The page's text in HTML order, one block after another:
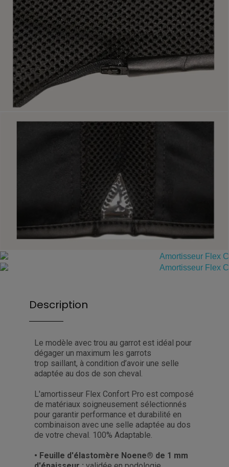
Description
Le modèle avec trou au garrot est idéal pour
dégager un maximum les garrots
trop saillant, à condition d’avoir une selle
adaptée au dos de son cheval.
L'amortisseur Flex Confort Pro est composé
de matériaux soigneusement sélectionnés
pour garantir performance et durabilité en
combinaison avec une selle adaptée au dos
de votre cheval. 100% Adaptable.
• Feuille d'élastomère Noene® de 1 mm